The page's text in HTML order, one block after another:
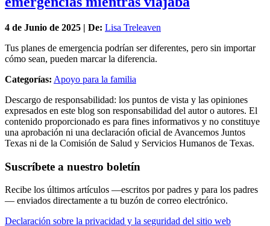
4 de Junio de 2025 | De: Lisa Treleaven
Tus planes de emergencia podrían ser diferentes, pero sin importar
cómo sean, pueden marcar la diferencia.
Categorías: Apoyo para la familia
Descargo de responsabilidad: los puntos de vista y las opiniones
expresados en este blog son responsabilidad del autor o autores. El
contenido proporcionado es para fines informativos y no constituye
una aprobación ni una declaración oficial de Avancemos Juntos
Texas ni de la Comisión de Salud y Servicios Humanos de Texas.
Suscríbete a nuestro boletín
Recibe los últimos artículos —escritos por padres y para los padres
— enviados directamente a tu buzón de correo electrónico.
Declaración sobre la privacidad y la seguridad del sitio web